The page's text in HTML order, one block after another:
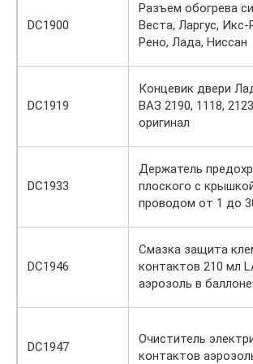
DC1900
Разъем обогрева
Веста, Ларгус, Икс-
Рено, Лада, Ниссан
DC1919
Концевик двери
ВАЗ 2190, 1118, 2123
оригинал
DC1933
Держатель
плоского с
проводом от 1 до
DC1946
Смазка защита
контактов 210 мл
аэрозоль в баллоне
DC1947
Очиститель
контактов